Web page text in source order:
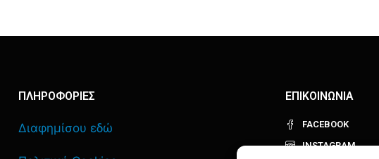
ΠΛΗΡΟΦΟΡΙΕΣ
Διαφημίσου εδώ
ΕΠΙΚΟΙΝΩΝΙΑ
FACEBOOK
INSTAGRAM